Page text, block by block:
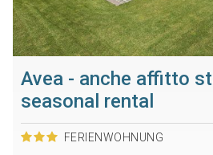
Avea - anche affitto
seasonal rental
FERIENWOHNUNG